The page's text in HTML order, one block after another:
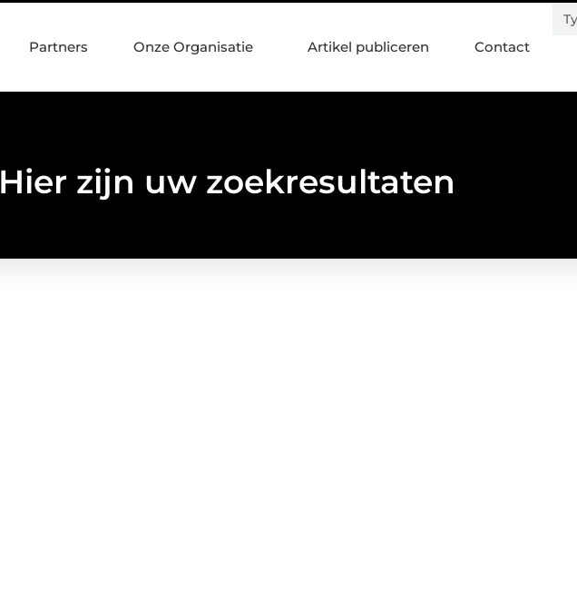
Partners Onze Organisatie Artikel publiceren Contact
Hier zijn uw zoekresultaten